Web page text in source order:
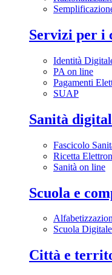
Servizi per i
Identità
PA on line
Pagamenti
SUAP
Sanità
Fascicolo
Ricetta
Sanità on line
Scuola e
Scuola Digitale
Città e